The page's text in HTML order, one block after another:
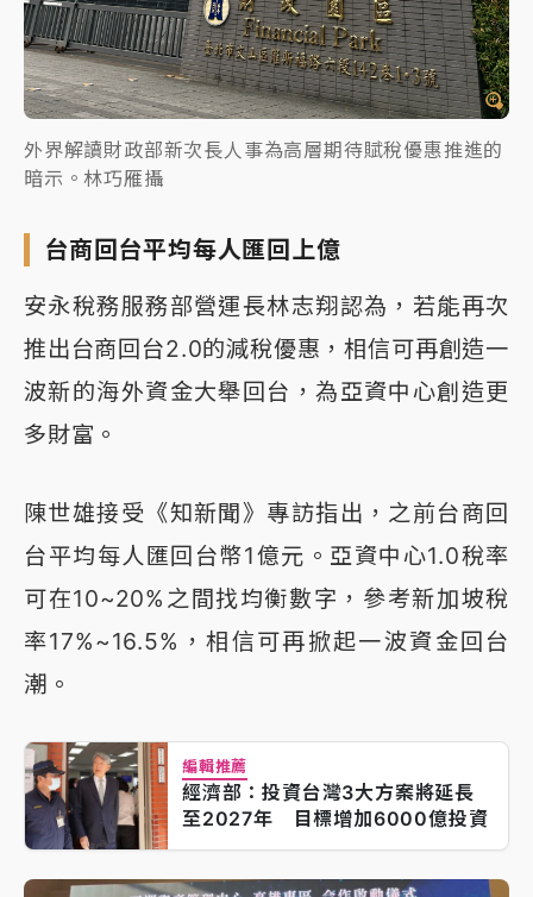
外界解讀財政部新次長人事為高層期待賦稅優惠推進的
暗示。林巧雁攝
台商回台平均每人匯回上億
安永稅務服務部營運長林志翔認為，若能再次
推出台商回台2.0的減稅優惠，相信可再創造一
波新的海外資金大舉回台，為亞資中心創造更
多財富。
陳世雄接受《知新聞》專訪指出，之前台商回
台平均每人匯回台幣1億元。亞資中心1.0稅率
可在10~20%之間找均衡數字，參考新加坡稅
率17%~16.5%，相信可再掀起一波資金回台
潮。
編輯推薦
經濟部：投資台灣3大方案將延長
至2027年 目標增加6000億投資